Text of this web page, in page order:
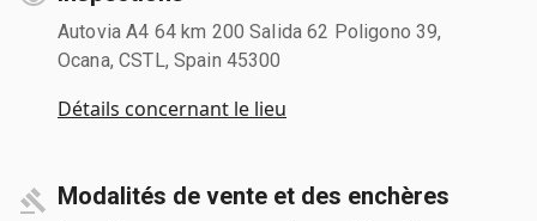
Autovia A4 64 km 200 Salida 62 Poligono 39,
Ocana, CSTL, Spain 45300
Détails concernant le lieu
Modalités de vente et des enchères